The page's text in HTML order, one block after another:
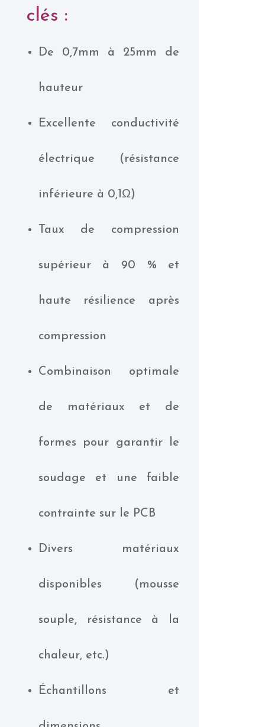
clés :
De 0,7mm à 25mm de
hauteur
Excellente conductivité
électrique (résistance
inférieure à 0,1Ω)
Taux de compression
supérieur à 90 % et
haute résilience après
compression
Combinaison optimale
de matériaux et de
formes pour garantir le
soudage et une faible
contrainte sur le PCB
Divers matériaux
disponibles (mousse
souple, résistance à la
chaleur, etc.)
Échantillons et